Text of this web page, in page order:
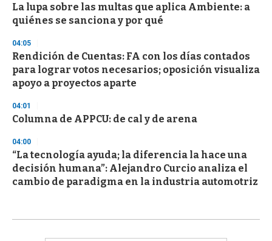
La lupa sobre las multas que aplica Ambiente: a
quiénes se sanciona y por qué
04:05
Rendición de Cuentas: FA con los días contados
para lograr votos necesarios; oposición visualiza
apoyo a proyectos aparte
04:01
Columna de APPCU: de cal y de arena
04:00
“La tecnología ayuda; la diferencia la hace una
decisión humana”: Alejandro Curcio analiza el
cambio de paradigma en la industria automotriz